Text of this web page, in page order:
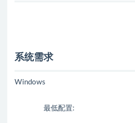
系统需求
Windows
最低配置: